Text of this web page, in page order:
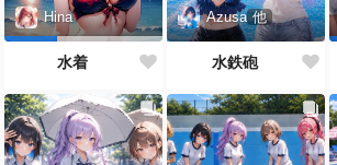
Hina
水着
Azusa 他
水鉄砲